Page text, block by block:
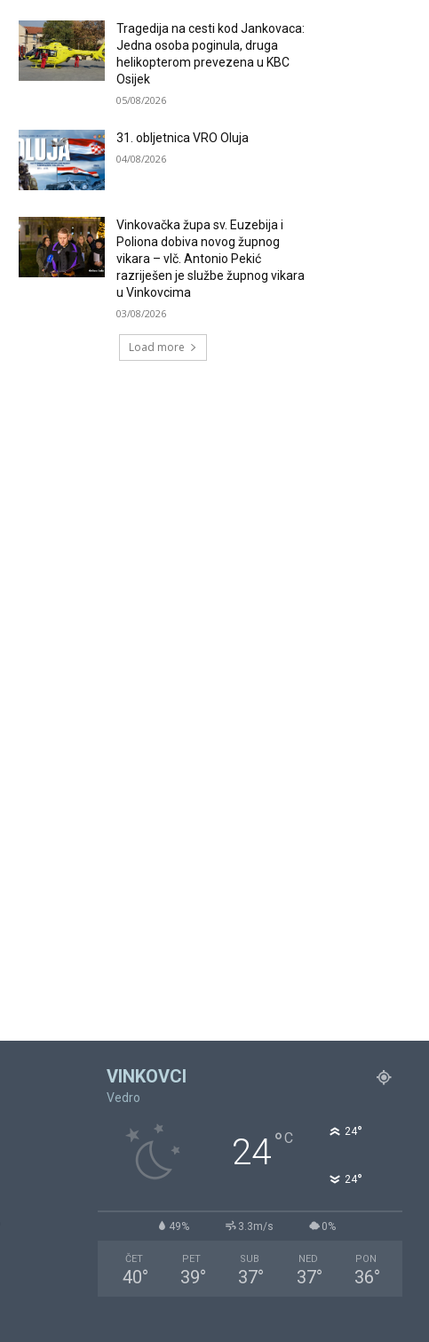
Tragedija na cesti kod Jankovaca:
Jedna osoba poginula, druga
helikopterom prevezena u KBC
Osijek
05/08/2026
31. obljetnica VRO Oluja
04/08/2026
Vinkovačka župa sv. Euzebija i
Poliona dobiva novog župnog
vikara – vlč. Antonio Pekić
razriješen je službe župnog vikara
u Vinkovcima
03/08/2026
Load more
VINKOVCI
Vedro
24°C 24°
24°
49% 3.3m/s 0%
ČET
40°
PET
39°
SUB
37°
NED
37°
PON
36°